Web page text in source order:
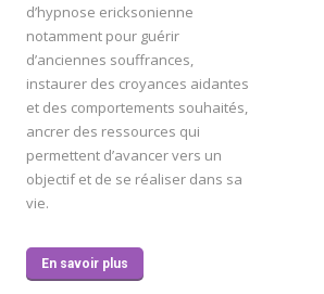
d’hypnose ericksonienne
notamment pour guérir
d’anciennes souffrances,
instaurer des croyances aidantes
et des comportements souhaités,
ancrer des ressources qui
permettent d’avancer vers un
objectif et de se réaliser dans sa
vie.
En savoir plus